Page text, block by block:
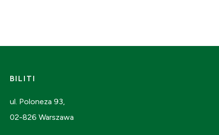
BILITI
ul. Poloneza 93,
02-826 Warszawa